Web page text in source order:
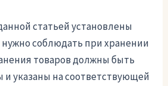
статьей установлены
соблюдать при хранении
товаров должны быть
указаны на соответствующей